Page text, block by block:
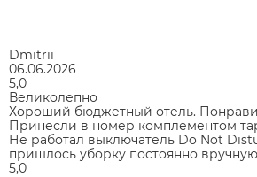
Dmitrii
06.06.2026
5,0
Великолепно
Хороший бюджетный отель.
Принесли в номер комплементом
Не работал выключатель Do Not
пришлось уборку постоянно
5,0